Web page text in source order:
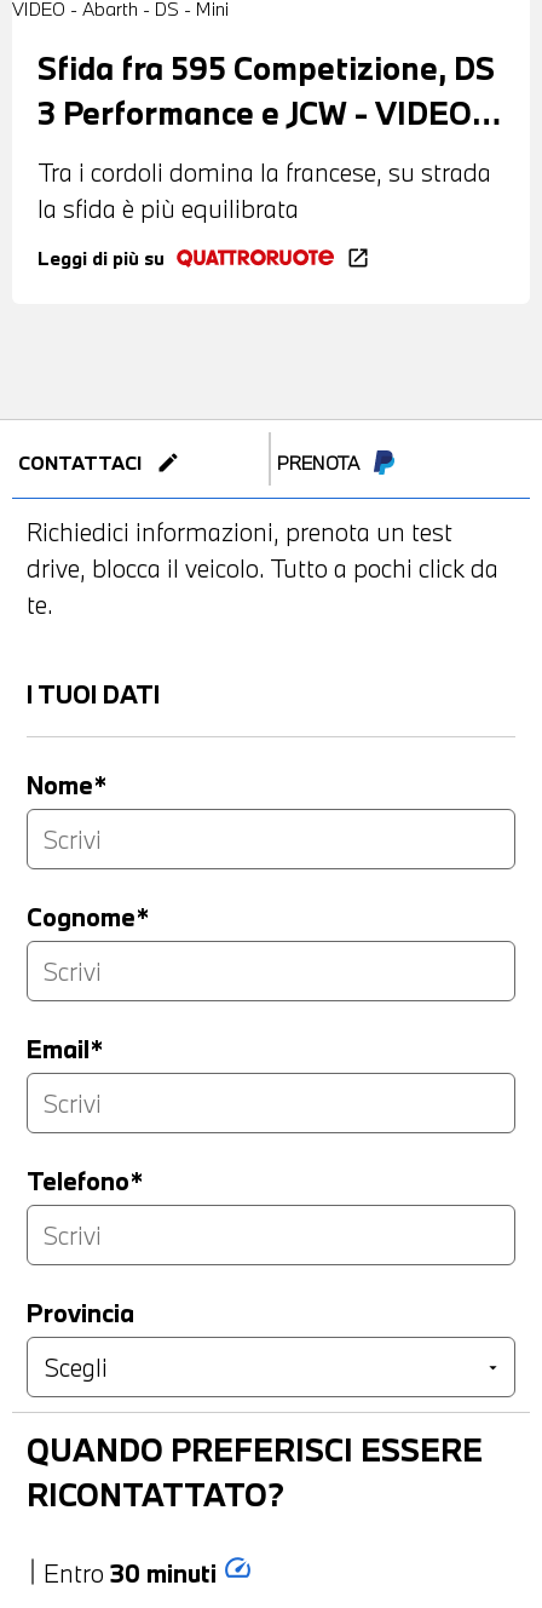
Sfida fra 595 Competizione, DS
3 Performance e JCW - VIDEO -
Abarth - DS - Mini
Tra i cordoli domina la francese, su strada
la sfida è più equilibrata
Leggi di più su open_in_new
CONTATTACI edit PRENOTA
Richiedici informazioni, prenota un test
drive, blocca il veicolo. Tutto a pochi click da
te.
I TUOI DATI
Nome*
Cognome*
Email*
Telefono*
Provincia
QUANDO PREFERISCI ESSERE
RICONTATTATO?
Entro 30 minuti speed